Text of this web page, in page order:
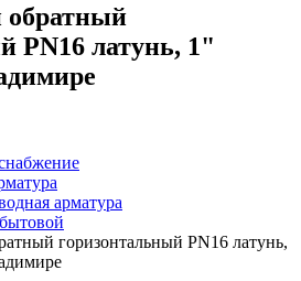
обратный
PN16 латунь, 1"
арматура
горизонтальный PN16 латунь,